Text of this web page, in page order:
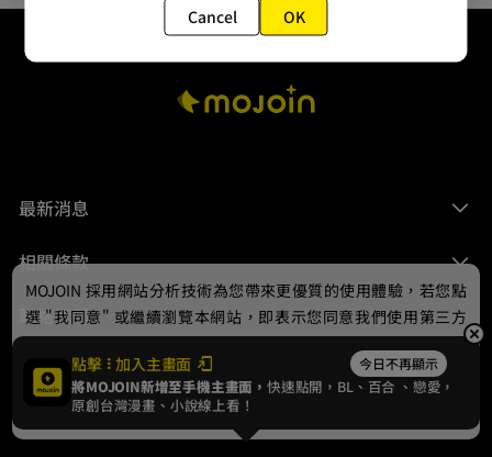
最新消息
相關條款
聯絡我們
© 2024 gamania Digital Entertainment Co., Ltd.
點擊 加入主畫面 今日不再顯示
將MOJOIN新增至手機主畫面，快速點開，BL、 百合 、戀愛，
原創台灣漫畫、小說線上看！
MOJOIN 採用網站分析技術為您帶來更優質的使用體驗，若您點
選 "我同意" 或繼續瀏覽本網站，即表示您同意我們使用第三方
Cookie，欲瞭解更多資訊請見隱私權政策。
我同意
Cancel OK